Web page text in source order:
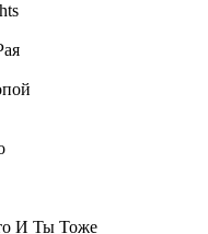
И Ты Тоже